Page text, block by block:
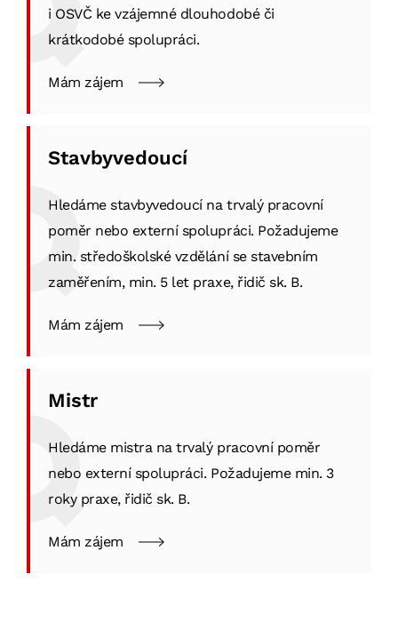
i OSVČ ke vzájemné dlouhodobé či
krátkodobé spolupráci.
Mám zájem
Stavbyvedoucí
Hledáme stavbyvedoucí na trvalý pracovní
poměr nebo externí spolupráci. Požadujeme
min. středoškolské vzdělání se stavebním
zaměřením, min. 5 let praxe, řidič sk. B.
Mám zájem
Mistr
Hledáme mistra na trvalý pracovní poměr
nebo externí spolupráci. Požadujeme min. 3
roky praxe, řidič sk. B.
Mám zájem